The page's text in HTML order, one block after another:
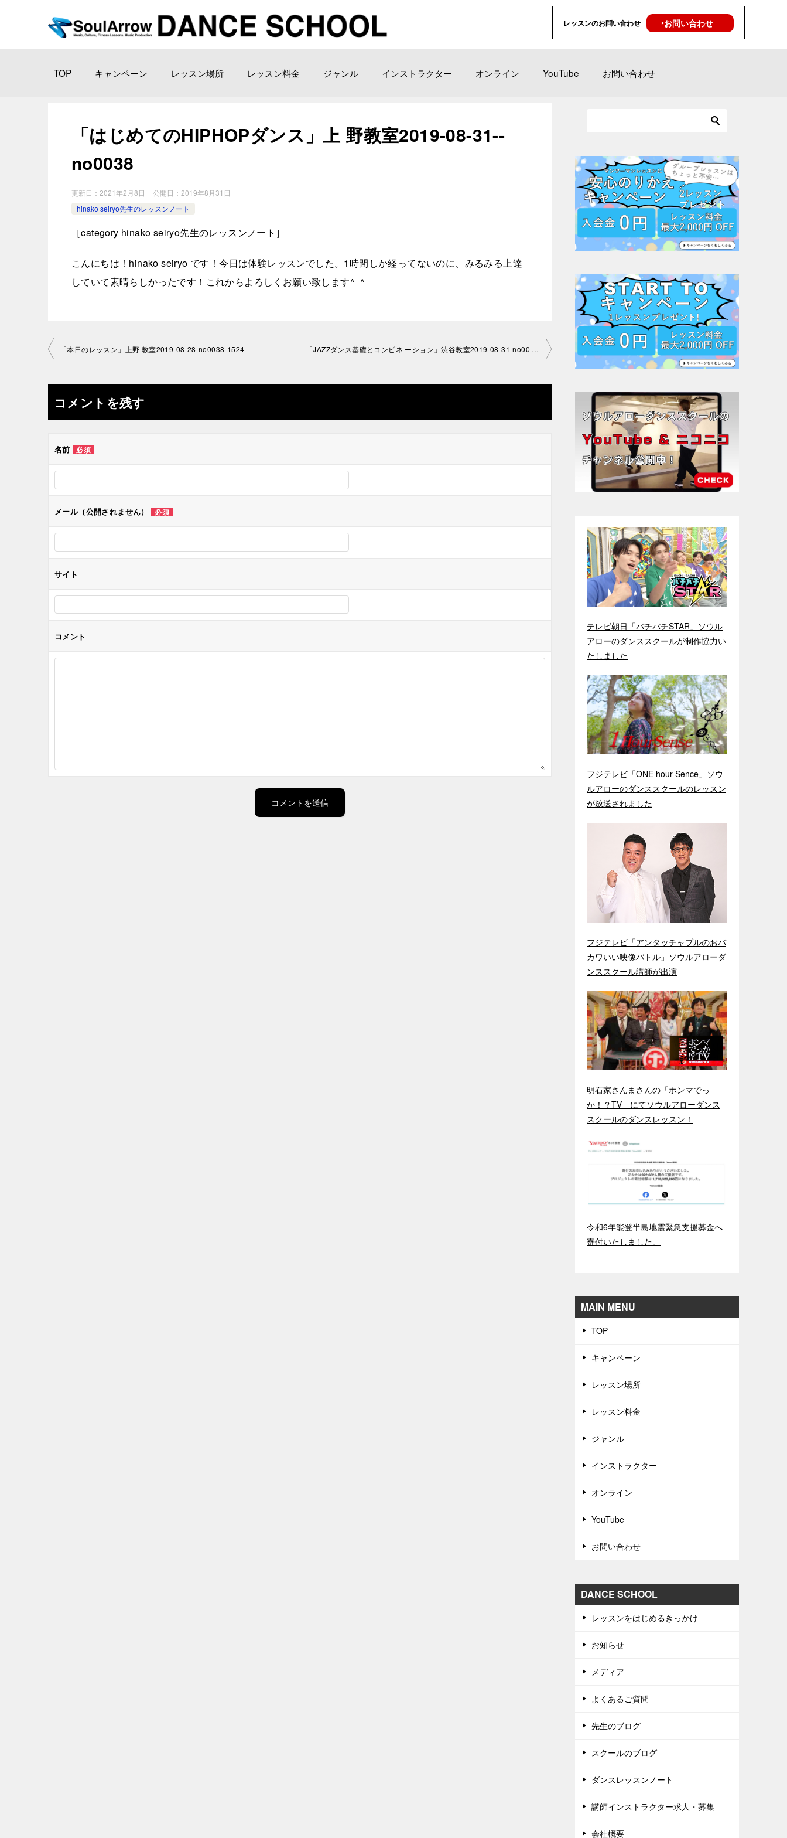
レッスンのお問い合わせ ‣お問い合わせ
TOP キャンペーン レッスン場所 レッスン料金 ジャンル インストラクター オンライン YouTube お問い合わせ
「はじめてのHIPHOPダンス」上 野教室2019-08-31­-­
no0038
更新日： 2021年2月8日 公開日： 2019年8月31日
hinako seiryo先生のレッスンノート
［category hinako seiryo先生のレッスンノート］
こんにちは！hinako seiryo です！今日は体験レッスンでした。1時間しか経ってないのに、みるみる上達
していて素晴らしかったです！これからよろしくお願い致します^_^
投
ナ
ビ
ゲ
ー
ン
「本日のレッスン」上野 教室2019-08-28-­no0038-­1524 「JAZZダンス基礎とコンビネ ーション」渋谷教室2019-08-31­-­no00 38-1024
コメントを残す
名前 必須
メール（公開されません） 必須
サイト
コメント
テレビ朝日「バチバチSTAR」ソウル
アローのダンススクールが制作協力い
たしました
フジテレビ「ONE hour Sence」ソウ
ルアローのダンススクールのレッスン
が放送されました
フジテレビ「アンタッチャブルのおバ
カワいい映像バトル」ソウルアローダ
ンススクール講師が出演
明石家さんまさんの「ホンマでっ
か！？TV」にてソウルアローダンス
スクールのダンスレッスン！
令和6年能登半島地震緊急支援募金へ
寄付いたしました。
MAIN MENU
TOP
キャンペーン
レッスン場所
レッスン料金
ジャンル
インストラクター
オンライン
YouTube
お問い合わせ
DANCE SCHOOL
レッスンをはじめるきっかけ
お知らせ
メディア
よくあるご質問
先生のブログ
スクールのブログ
ダンスレッスンノート
講師インストラクター求人・募集
会社概要